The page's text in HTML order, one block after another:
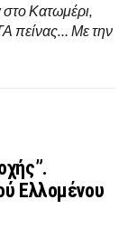
Κατωμέρι,
πείνας… Με την
Ελλομένου